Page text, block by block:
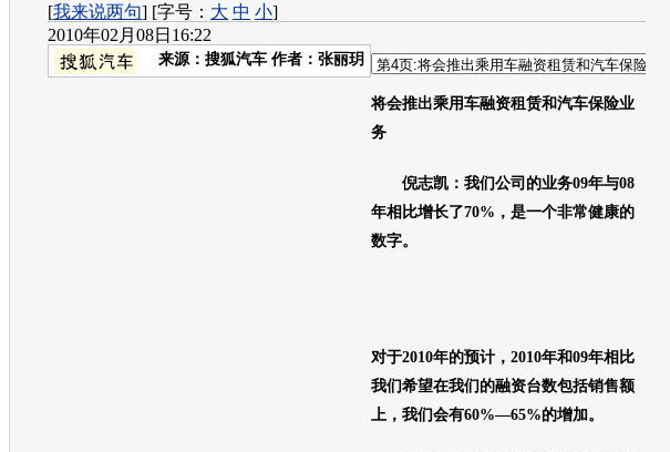
[我来说两句] [字号： 大 中 小]
2010年02月08日16:22
来源： 搜狐汽车 作者：张丽玥
将会推出乘用车融资租赁和汽车保险业
务
倪志凯：我们公司的业务09年与08
年相比增长了70%，是一个非常健康的
数字。
对于2010年的预计，2010年和09年相比
我们希望在我们的融资台数包括销售额
上，我们会有60%—65%的增加。